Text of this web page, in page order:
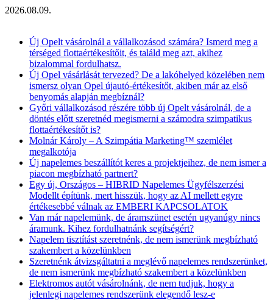
2026.08.09.
Új Opelt vásárolnál a vállalkozásod számára? Ismerd meg a
térséged flottaértékesítőit, és találd meg azt, akihez
bizalommal fordulhatsz.
Új Opel vásárlását tervezed? De a lakóhelyed közelében nem
ismersz olyan Opel újautó-értékesítőt, akiben már az első
benyomás alapján megbíznál?
Győri vállalkozásod részére több új Opelt vásárolnál, de a
döntés előtt szeretnéd megismerni a számodra szimpatikus
flottaértékesítőt is?
Molnár Károly – A Szimpátia Marketing™ szemlélet
megalkotója
Új napelemes beszállítót keres a projektjeihez, de nem ismer a
piacon megbízható partnert?
Egy új, Országos – HIBRID Napelemes Ügyfélszerzési
Modellt építünk, mert hisszük, hogy az AI mellett egyre
értékesebbé válnak az EMBERI KAPCSOLATOK
Van már napelemünk, de áramszünet esetén ugyanúgy nincs
áramunk. Kihez fordulhatnánk segítségért?
Napelem tisztítást szeretnénk, de nem ismerünk megbízható
szakembert a közelünkben
Szeretnénk átvizsgáltatni a meglévő napelemes rendszerünket,
de nem ismerünk megbízható szakembert a közelünkben
Elektromos autót vásárolnánk, de nem tudjuk, hogy a
jelenlegi napelemes rendszerünk elegendő lesz-e